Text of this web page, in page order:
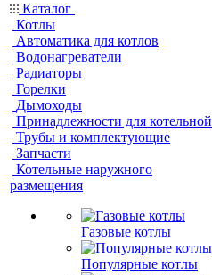
Каталог
Котлы
Автоматика для котлов
Водонагреватели
Радиаторы
Горелки
Дымоходы
Принадлежности для котельной
Трубы и комплектующие
Запчасти
Котельные наружного
размещения
Газовые котлы
Популярные котлы